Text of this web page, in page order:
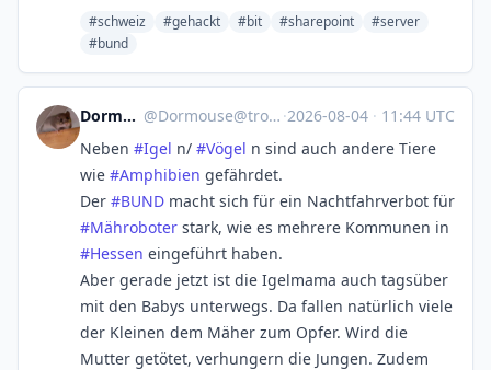
#schweiz #gehackt #bit #sharepoint
#server
#bund
Dormouse @Dormouse@troet.cafe ·2026-08-04 · 11:44 UTC
Neben #Igel n/ #Vögel n sind auch andere Tiere
wie #Amphibien gefährdet.
Der #BUND macht sich für ein Nachtfahrverbot für
#Mähroboter stark, wie es mehrere Kommunen in
#Hessen eingeführt haben.
Aber gerade jetzt ist die Igelmama auch tagsüber
mit den Babys unterwegs. Da fallen natürlich viele
der Kleinen dem Mäher zum Opfer. Wird die
Mutter getötet, verhungern die Jungen. Zudem